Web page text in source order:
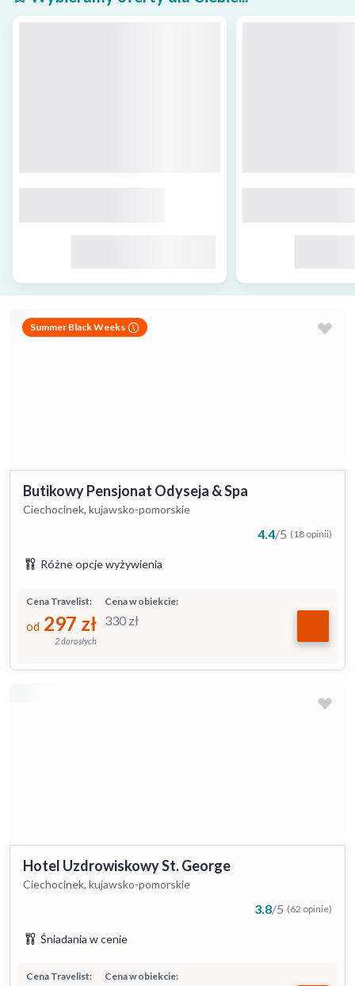
Summer Black Weeks
Butikowy Pensjonat Odyseja & Spa
Ciechocinek, kujawsko-pomorskie
4.4/5 (18 opinii)
Różne opcje wyżywienia
Cena w obiekcie:
330 zł
Cena Travelist:
od 297 zł
2 dorosłych
Hotel Uzdrowiskowy St. George
Ciechocinek, kujawsko-pomorskie
3.8/5 (62 opinie)
Śniadania w cenie
Cena w obiekcie:
Cena Travelist: